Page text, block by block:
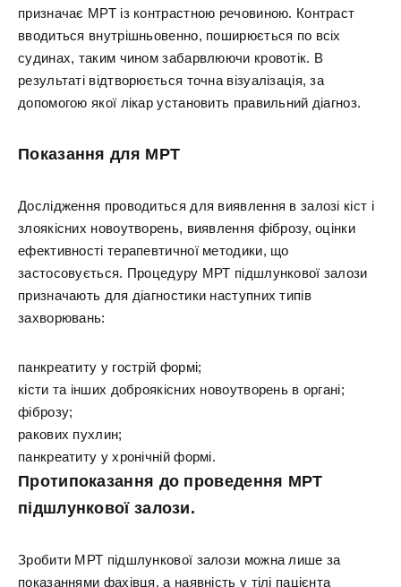
призначає МРТ із контрастною речовиною. Контраст
вводиться внутрішньовенно, поширюється по всіх
судинах, таким чином забарвлюючи кровотік. В
результаті відтворюється точна візуалізація, за
допомогою якої лікар установить правильний діагноз.
Показання для МРТ
Дослідження проводиться для виявлення в залозі кіст і
злоякісних новоутворень, виявлення фіброзу, оцінки
ефективності терапевтичної методики, що
застосовується. Процедуру МРТ підшлункової залози
призначають для діагностики наступних типів
захворювань:
панкреатиту у гострій формі;
кісти та інших доброякісних новоутворень в органі;
фіброзу;
ракових пухлин;
панкреатиту у хронічній формі.
Протипоказання до проведення МРТ
підшлункової залози.
Зробити МРТ підшлункової залози можна лише за
показаннями фахівця, а наявність у тілі пацієнта